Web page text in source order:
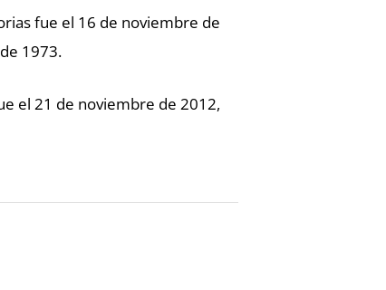
fue el 16 de noviembre de
1973.
el 21 de noviembre de 2012,